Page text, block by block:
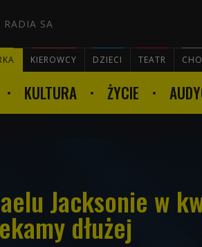
RADIA SA
KIEROWCY DZIECI TEATR
KULTURA ŻYCIE
Jacksonie w
dłużej